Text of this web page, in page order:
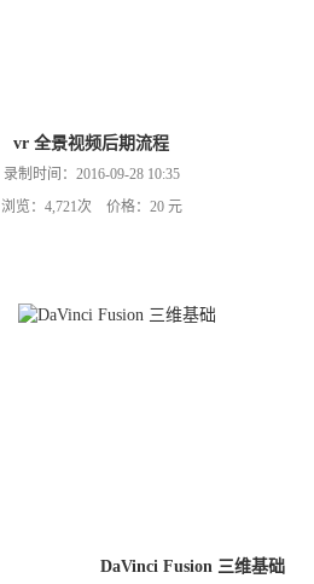
vr 全景视频后期流程
录制时间：2016-09-28 10:35
浏览：4,721次 价格：20 元
DaVinci Fusion 三维基础